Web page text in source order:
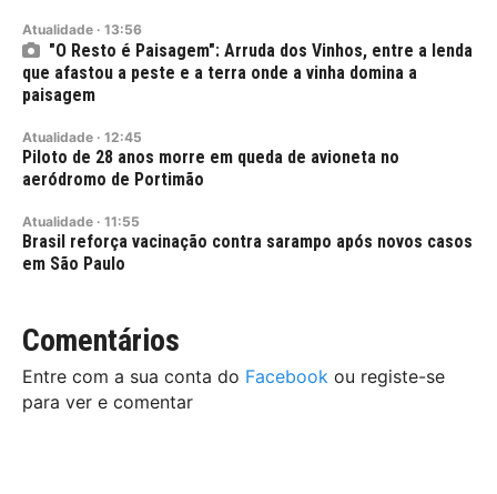
Atualidade · 13:56
"O Resto é Paisagem": Arruda dos Vinhos, entre a lenda
que afastou a peste e a terra onde a vinha domina a
paisagem
Atualidade · 12:45
Piloto de 28 anos morre em queda de avioneta no
aeródromo de Portimão
Atualidade · 11:55
Brasil reforça vacinação contra sarampo após novos casos
em São Paulo
Comentários
Entre com a sua conta do Facebook ou registe-se
para ver e comentar